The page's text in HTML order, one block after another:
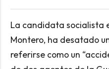
La candidata socialista
Montero, ha desatado
referirse como un